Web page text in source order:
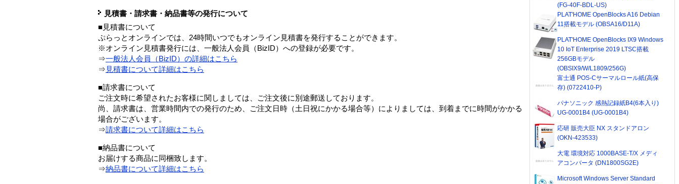
見積書・請求書・納品書等の発行について
■見積書について
ぷらっとオンラインでは、24時間いつでもオンライン見積書を発行することができます。
※オンライン見積書発行には、一般法人会員（BizID）への登録が必要です。
⇒一般法人会員（BizID）の詳細はこちら
⇒ 見積書について詳細はこちら
■請求書について
ご注文時に希望されたお客様に関しましては、ご注文後に別途郵送しております。
尚、請求書は、営業時間内での発行のため、ご注文日時（土日祝にかかる場合等）によりましては、到着までに時間がかかる
場合がございます。
⇒請求書について詳細はこちら
■納品書について
お届けする商品に同梱致します。
⇒納品書について詳細はこちら
(FG-40F-BDL-US)
PLAT'HOME OpenBlocks A16 Debian
11搭載モデル (OBSA16/D11A)
PLAT'HOME OpenBlocks IX9 Windows
10 IoT Enterprise 2019 LTSC搭載
256GBモデル
(OBSIX9/W/L1809/256G)
富士通 POS-Cサーマルロール紙(高保
存) (0722410-P)
パナソニック 感熱記録紙B4(6本入り)
UG-0001B4 (UG-0001B4)
応研 販売大臣 NX スタンドアロン
(OKN-423533)
大電 環境対応 1000BASE-T/X メディ
アコンバータ (DN1800SG2E)
Microsoft Windows Server Standard